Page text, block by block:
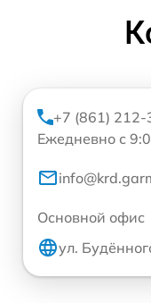
+7 (861)
Ежедневно с
Основной офис
ул.